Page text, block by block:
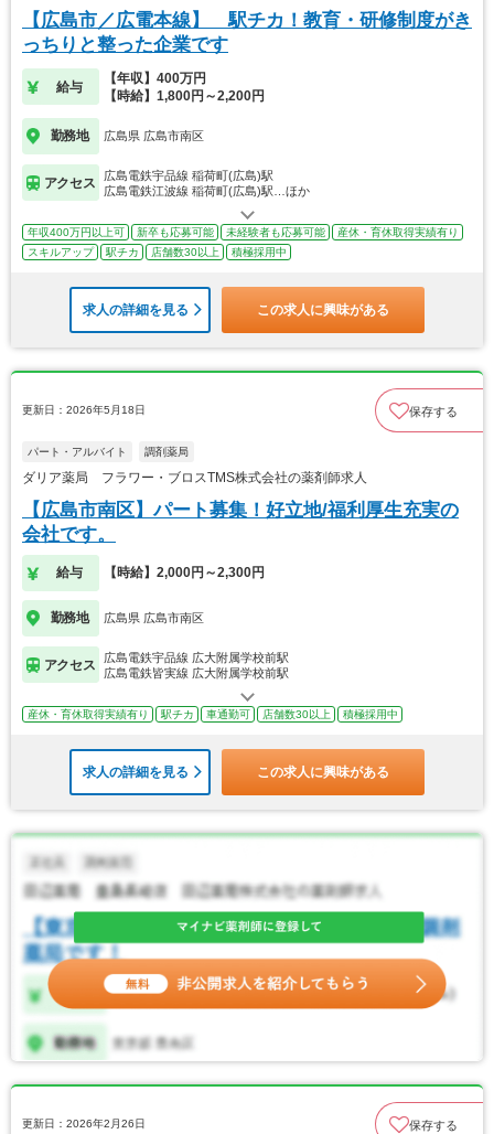
【広島市／広電本線】 駅チカ！教育・研修制度がき
っちりと整った企業です
給与
【年収】400万円
【時給】1,800円～2,200円
勤務地 広島県 広島市南区
アクセス
広島電鉄宇品線 稲荷町(広島)駅
広島電鉄江波線 稲荷町(広島)駅…ほか
年収400万円以上可 新卒も応募可能 未経験者も応募可能
産休・育休取得実績有り
スキルアップ
駅チカ 店舗数30以上 積極採用中
求人の詳細を見る この求人に興味がある
更新日：2026年5月18日 保存する
パート・アルバイト 調剤薬局
ダリア薬局 フラワー・ブロスTMS株式会社の薬剤師求人
【広島市南区】パート募集！好立地/福利厚生充実の
会社です。
給与 【時給】2,000円～2,300円
勤務地 広島県 広島市南区
アクセス
広島電鉄宇品線 広大附属学校前駅
広島電鉄皆実線 広大附属学校前駅
産休・育休取得実績有り 駅チカ 車通勤可 店舗数30以上 積極採用中
求人の詳細を見る この求人に興味がある
更新日：2026年2月26日 保存する